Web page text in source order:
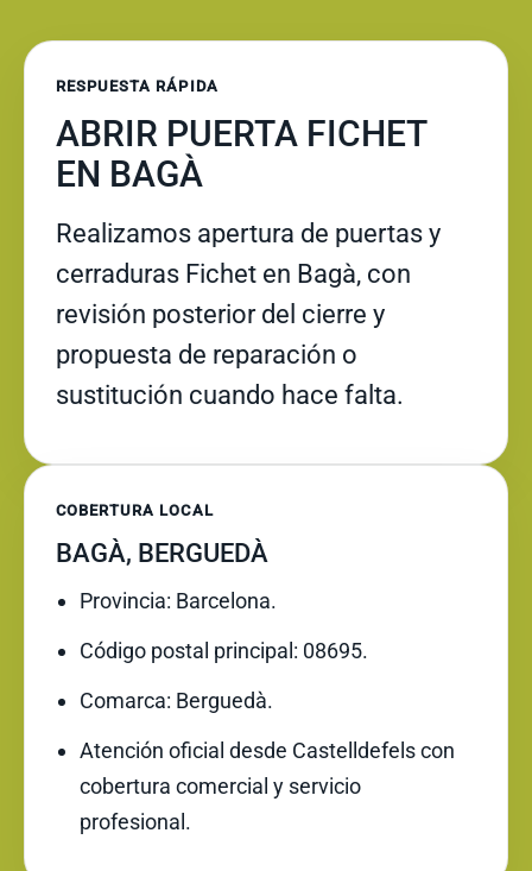
RESPUESTA RÁPIDA
ABRIR PUERTA FICHET
EN BAGÀ
Realizamos apertura de puertas y
cerraduras Fichet en Bagà, con
revisión posterior del cierre y
propuesta de reparación o
sustitución cuando hace falta.
COBERTURA LOCAL
BAGÀ, BERGUEDÀ
Provincia: Barcelona.
Código postal principal: 08695.
Comarca: Berguedà.
Atención oficial desde Castelldefels con
cobertura comercial y servicio
profesional.